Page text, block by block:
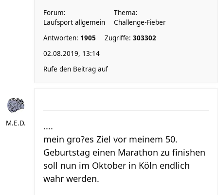
Forum:
Laufsport allgemein
Thema:
Challenge-Fieber
Antworten: 1905 Zugriffe: 303302
02.08.2019, 13:14
Rufe den Beitrag auf
M.E.D.
....
mein gro?es Ziel vor meinem 50.
Geburtstag einen Marathon zu finishen
soll nun im Oktober in Köln endlich
wahr werden.